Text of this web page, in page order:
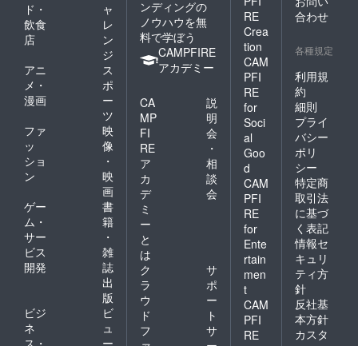
ド・
飲食
店
ャ
レ
ン
ジ
アニ
メ・
漫画
ス
ポ
ー
ツ
ファ
ッ
ショ
ン
映
像
・
映
画
ゲー
ム・
サー
ビス
開発
書
籍
・
雑
誌
出
版
ビジ
ネ
ス・
ビ
ュ
ー
ンディングの
ノウハウを無
料で学ぼう
CAMPFIRE
アカデミー
CA
MP
FI
RE
ア
カ
デ
ミ
ー
と
は
説
明
会
・
相
談
会
ク
ラ
ウ
ド
フ
サ
ポ
ー
ト
サ
RE
Crea
tion
CAM
PFI
RE
for
Soci
al
Goo
d
CAM
PFI
RE
for
Ente
rtain
men
t
CAM
PFI
RE
合わせ
各種規定
利用規
約
細則
プライ
バシー
ポリ
シー
特定商
取引法
に基づ
く表記
情報セ
キュリ
ティ方
針
反社基
本方針
カスタ